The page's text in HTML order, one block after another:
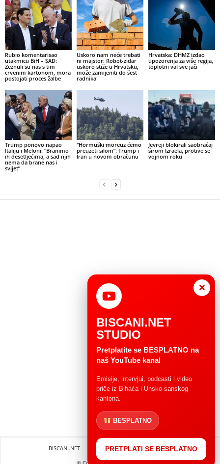
Rubio komentarisao
utakmicu BiH – SAD:
Zeznuli su nas s tim
crvenim kartonom, mora
postojati proces žalbe
Uskoro nam neće trebati
ni majstor: Robot-zidar
uskoro stiže u Hrvatsku,
može zamijeniti do šest
radnika
Hrvatska: DHMZ izdao
upozorenja za više regija,
toplotni val sve jači
Trump ponovo napao
Italiju i Meloni: “Branimo
ih desetljećima, a sad njih
nema da brane nas i
svijet”
“Hormuški moreuz ćemo
preuzeti silom”: Trump i
Iran u novom obračunu
Jevreji blokirali saobraćaj
širom Izraela, protive se
vojnom roku
BISCANI.NET Impressum
Uvjeti korištenja
×
BISCANI.NET
STUDIO
Pretplatite se BESPLATNO na
naš YouTube kanal
Emisije, intervjui, podcasti i video
priče iz Bihaća i Unsko-sanskog
kantona.
BESPLATNO
PRETPLATI SE BESPLATNO